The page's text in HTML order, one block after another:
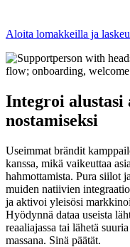
Aloita lomakkeilla ja
Integroi alustasi
nostamiseksi
Useimmat brändit
kanssa, mikä vaikeuttaa
hahmottamista. Pura siilot
muiden natiivien
ja aktivoi yleisösi
Hyödynnä dataa useista
reaaliajassa tai lähetä
massana. Sinä päätät.